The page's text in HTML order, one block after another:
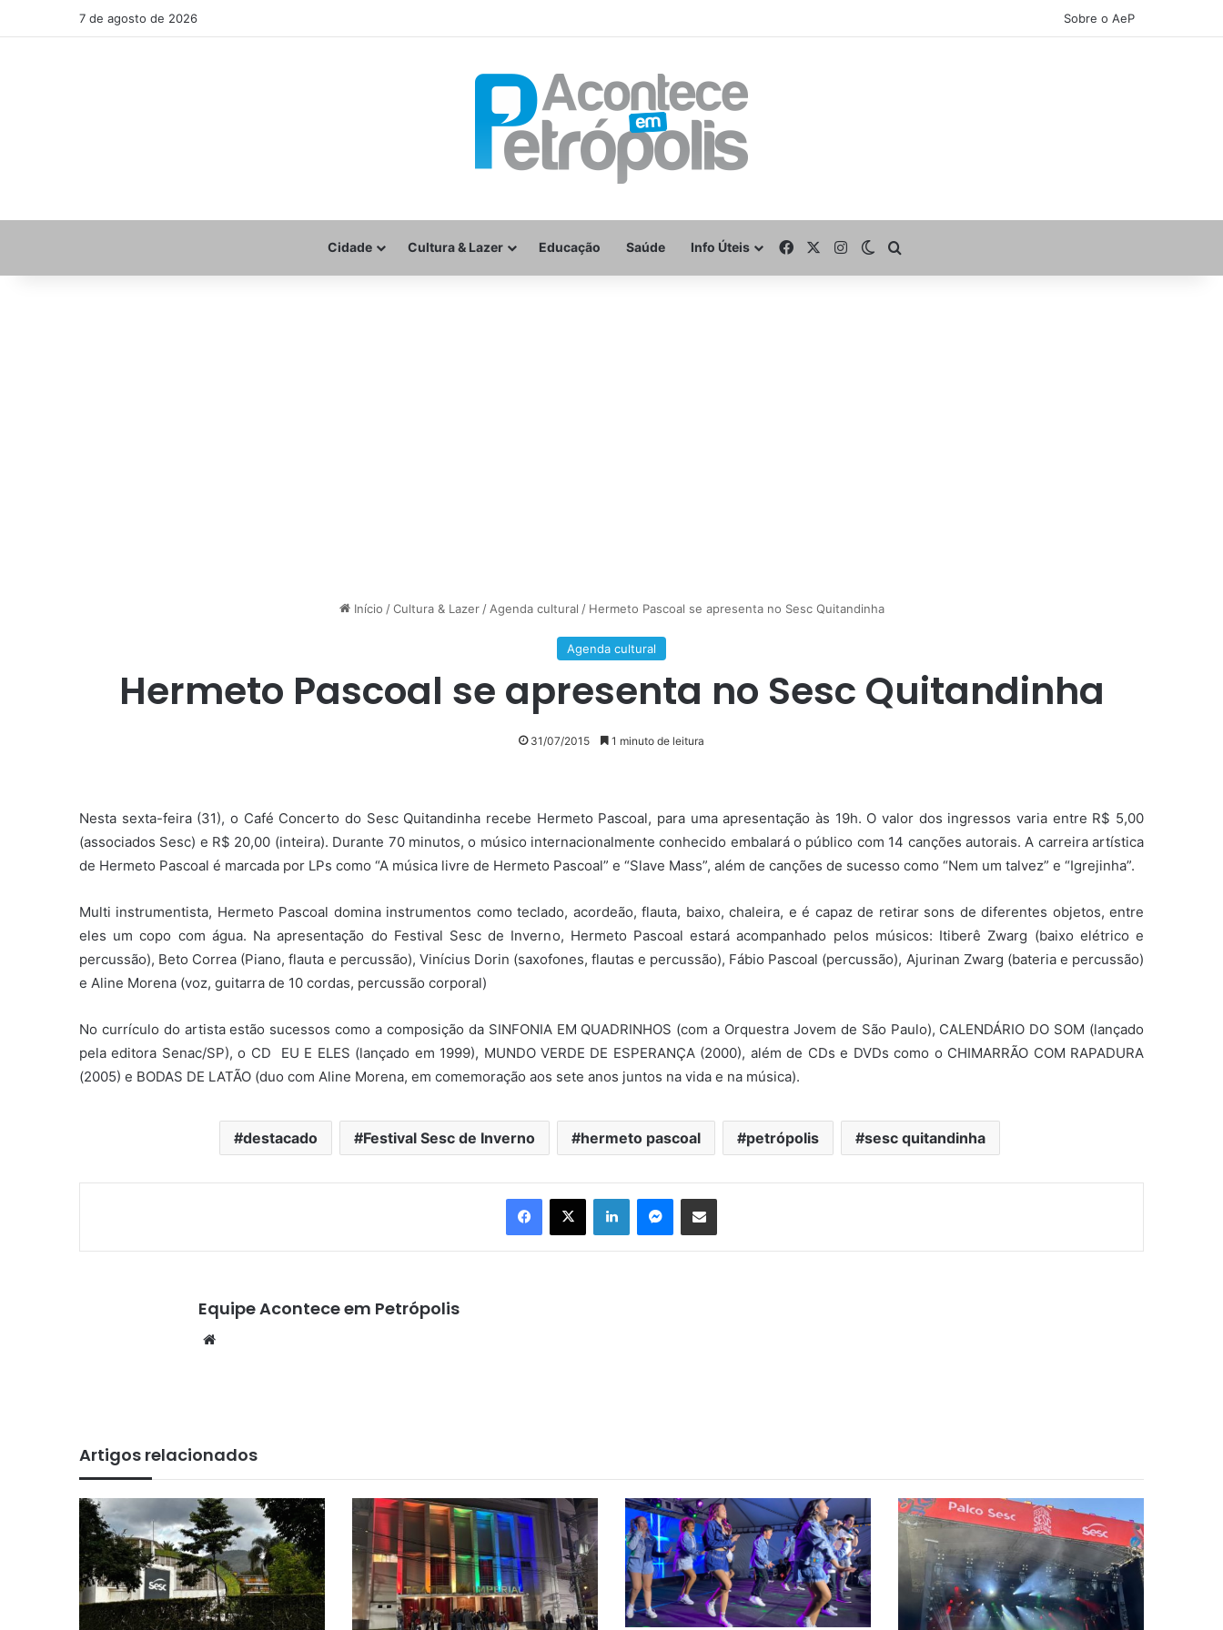
7 de agosto de 2026 Sobre o AeP
Cidade Cultura & Lazer Educação Saúde Info Úteis FacebookInstagramSwitch skin
Início / Cultura & Lazer / Agenda cultural / Hermeto Pascoal se apresenta no Sesc Quitandinha
Agenda cultural
Hermeto Pascoal se apresenta no Sesc Quitandinha
31/07/2015 1 minuto de leitura
Nesta sexta-feira (31), o Café Concerto do Sesc Quitandinha recebe Hermeto Pascoal, para uma apresentação às 19h. O valor dos ingressos varia entre R$ 5,00
(associados Sesc) e R$ 20,00 (inteira). Durante 70 minutos, o músico internacionalmente conhecido embalará o público com 14 canções autorais. A carreira artística
de Hermeto Pascoal é marcada por LPs como “A música livre de Hermeto Pascoal” e “Slave Mass”, além de canções de sucesso como “Nem um talvez” e “Igrejinha”.
Multi instrumentista, Hermeto Pascoal domina instrumentos como teclado, acordeão, flauta, baixo, chaleira, e é capaz de retirar sons de diferentes objetos, entre
eles um copo com água. Na apresentação do Festival Sesc de Inverno, Hermeto Pascoal estará acompanhado pelos músicos: Itiberê Zwarg (baixo elétrico e
percussão), Beto Correa (Piano, flauta e percussão), Vinícius Dorin (saxofones, flautas e percussão), Fábio Pascoal (percussão), Ajurinan Zwarg (bateria e percussão)
e Aline Morena (voz, guitarra de 10 cordas, percussão corporal)
No currículo do artista estão sucessos como a composição da SINFONIA EM QUADRINHOS (com a Orquestra Jovem de São Paulo), CALENDÁRIO DO SOM (lançado
pela editora Senac/SP), o CD EU E ELES (lançado em 1999), MUNDO VERDE DE ESPERANÇA (2000), além de CDs e DVDs como o CHIMARRÃO COM RAPADURA
(2005) e BODAS DE LATÃO (duo com Aline Morena, em comemoração aos sete anos juntos na vida e na música).
destacado Festival Sesc de Inverno hermeto pascoal petrópolis sesc quitandinha
Equipe Acontece em Petrópolis
Artigos relacionados